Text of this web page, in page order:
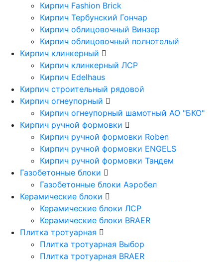
Кирпич Fashion Brick
Кирпич Тербунский Гончар
Кирпич облицовочный Винзер
Кирпич облицовочный полнотелый
Кирпич клинкерный
Кирпич клинкерный ЛСР
Кирпич Edelhaus
Кирпич строительный рядовой
Кирпич огнеупорный
Кирпич огнеупорный шамотный АО "БКО"
Кирпич ручной формовки
Кирпич ручной формовки Roben
Кирпич ручной формовки ENGELS
Кирпич ручной формовки Тандем
Газобетонные блоки
Газобетонные блоки Аэробел
Керамические блоки
Керамические блоки ЛСР
Керамические блоки BRAER
Плитка тротуарная
Плитка тротуарная Выбор
Плитка тротуарная BRAER